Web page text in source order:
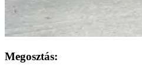
Megosztás: